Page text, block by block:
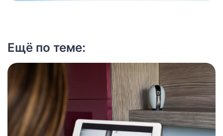
Ещё по теме: